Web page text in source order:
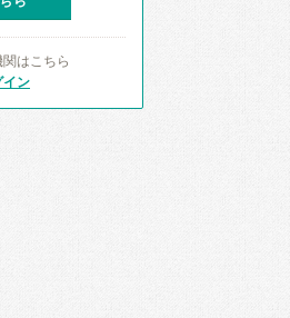
はこちら
イン